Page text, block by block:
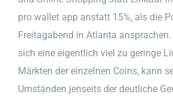
pro wallet app anstatt 15%, als die
Freitagabend in Atlanta
sich eine eigentlich viel zu geringe
Märkten der einzelnen Coins, kann
Umständen jenseits der deutliche